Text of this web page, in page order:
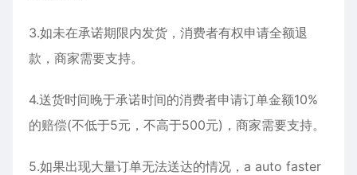
3.如未在承诺期限内发货，消费者有权申请全额退
款，商家需要支持。
4.送货时间晚于承诺时间的消费者申请订单金额10%
的赔偿(不低于5元，不高于500元)，商家需要支持。
5.如果出现大量订单无法送达的情况，a auto faster